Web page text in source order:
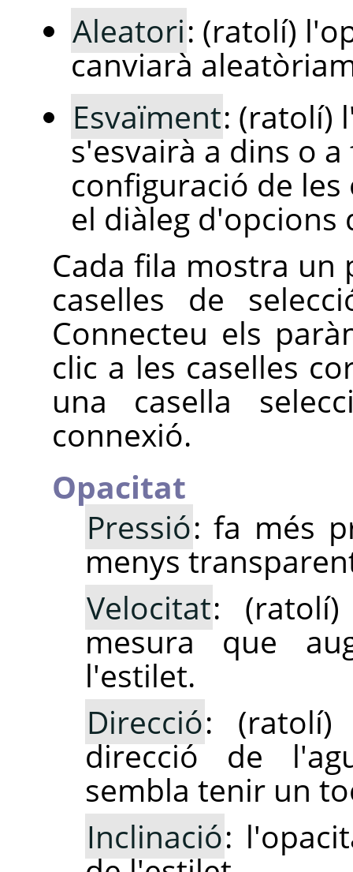
Aleatori: (ratolí)
canviarà
Esvaïment: (ratolí)
s'esvairà a dins o
configuració de
el diàleg d'opcions
Cada fila mostra un
caselles de
Connecteu els
clic a les caselles
una casella
connexió.
Opacitat
Pressió: fa més
menys
Velocitat:
mesura que
l'estilet.
Direcció: (ratolí)
direcció de
sembla tenir un
Inclinació: